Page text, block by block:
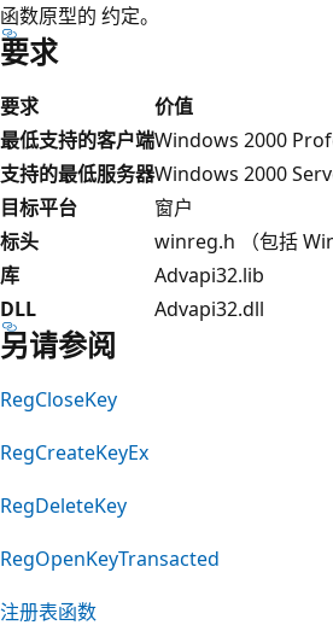
函数原型的 约定。
要求
要求
价值
最低支持的客户端Windows 2000
支持的最低服务器Windows 2000
目标平台
窗户
标头
winreg.h （包括
库
Advapi32.lib
DLL
Advapi32.dll
另请参阅
RegCloseKey
RegCreateKeyEx
RegDeleteKey
RegOpenKeyTransacted
注册表函数